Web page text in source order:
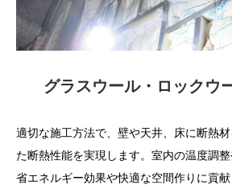
グラスウール・ロックウ
適切な施工方法で、壁や天井、床に断熱
た断熱性能を実現します。室内の温度調整
省エネルギー効果や快適な空間作りに貢